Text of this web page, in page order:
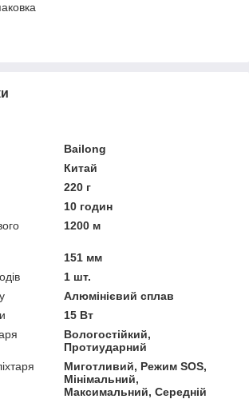
Bailong
Китай
220 г
10 годин
1200 м
151 мм
1 шт.
Алюмінієвий сплав
15 Вт
Вологостійкий,
Протиударний
Миготливий, Режим SOS,
Мінімальний,
Максимальний, Середній